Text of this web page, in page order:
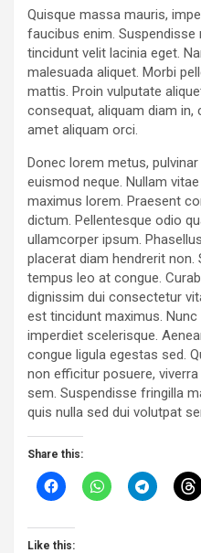
Quisque massa mauris,
faucibus enim.
tincidunt velit lacinia eget.
malesuada aliquet. Morbi
mattis. Proin vulputate
consequat, aliquam diam
amet aliquam orci.
Donec lorem metus,
euismod neque. Nullam
maximus lorem. Praesent
dictum. Pellentesque odio
ullamcorper ipsum.
placerat diam hendrerit
tempus leo at congue.
dignissim dui consectetur
est tincidunt maximus.
imperdiet scelerisque.
congue ligula egestas sed.
non efficitur posuere,
sem. Suspendisse fringilla
quis nulla sed dui volutpat
Share this:
Like this: